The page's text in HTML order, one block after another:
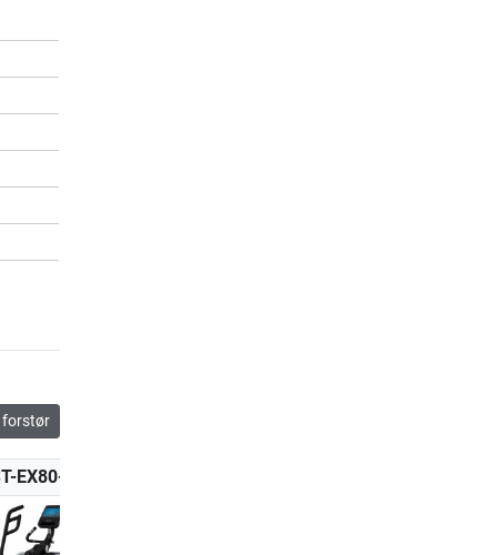
forstør
EX80-T-3